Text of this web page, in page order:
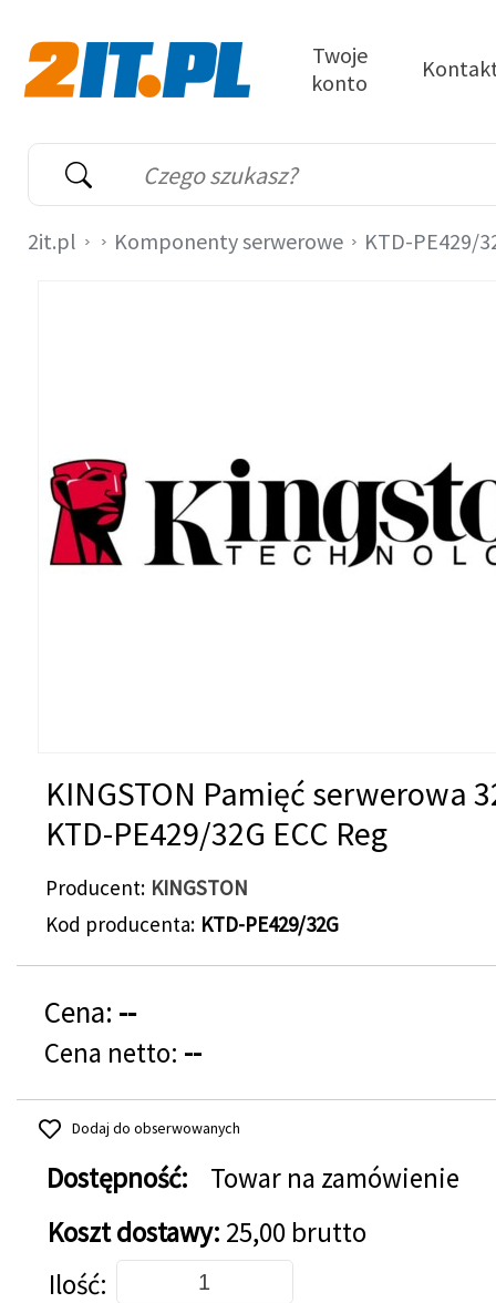
Wyszukiwarka
Słowo kluczowe
Twoje
konto
2it.pl Komponenty serwerowe KTD-PE429/
KINGSTON Pamięć serwerowa
KTD-PE429/32G ECC Reg
Producent KINGSTON
Kod producenta KTD-PE429/32G
Cena: --
Cena netto: --
Dodaj do obserwowanych
Dostępność:
Towar na zamówienie
Koszt dostawy: 25,00 brutto
Dodaj do koszyka
Ilość